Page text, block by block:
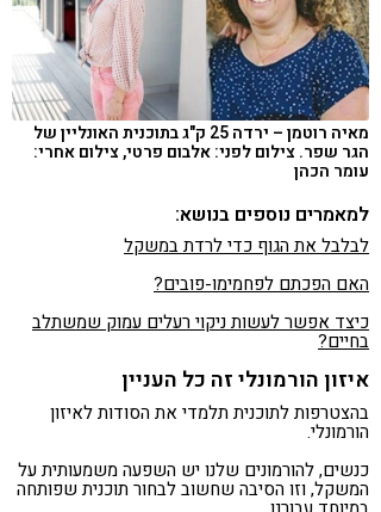
מאיה רוטמן – ירדה 25 ק"ג בתוכנית האונליין של
הגר שפר. צילום לפני: אלבום פרטי, צילום אחרי:
עומר הכהן
למאמרים נוספים בנושא:
לבלבל את הגוף כדי לרדת במשקל
האם הפכתם לפחמימו-פובים?
כיצד אפשר לעשות ניקוי רעלים עמוק שמשתלב
בחיים?
איזון הורמונלי זה כל העניין
בהצטרפות לתוכנית תלמדי את הסודות לאיזון
הורמונלי.
כנשים, להורמונים שלנו יש השפעה משמעותית על
המשקל, וזו הסיבה שחשוב לבחור תוכנית שפותחה